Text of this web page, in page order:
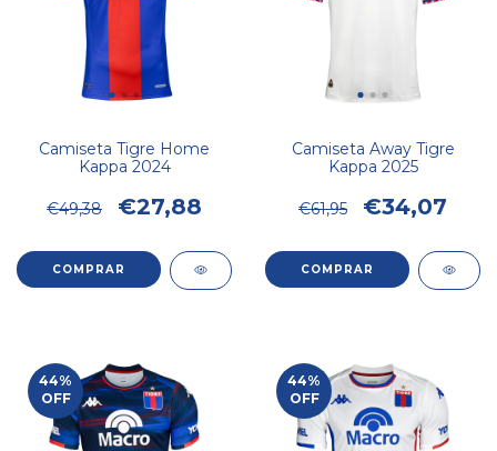
Camiseta Tigre Home
Kappa 2024
€49,38 €27,88
COMPRAR
Camiseta Away Tigre
Kappa 2025
€61,95 €34,07
COMPRAR
44%
OFF
44%
OFF